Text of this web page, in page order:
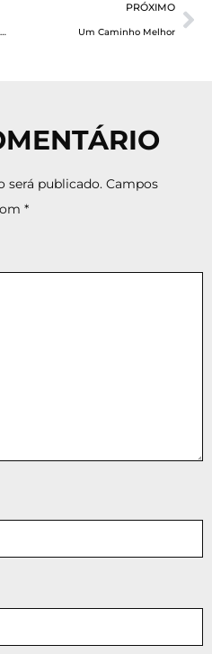
A Misericórdia Realmente se Parece com o Seguinte…
PRÓXIMO
Um Caminho Melhor
será publicado. Campos
*